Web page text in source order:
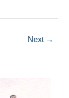
Next →